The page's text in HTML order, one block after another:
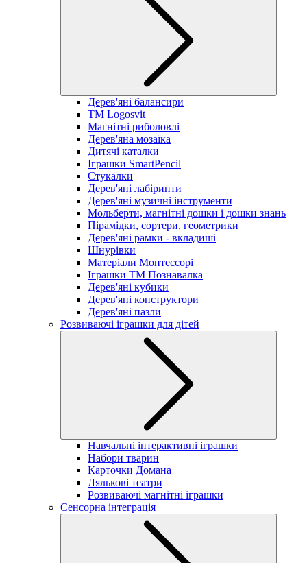
Дерев'яні балансири
TM Logosvit
Магнітні риболовлі
Дерев'яна мозаїка
Дитячі каталки
Іграшки SmartPencil
Стукалки
Дерев'яні лабіринти
Дерев'яні музичні інструменти
Мольберти, магнітні дошки і дошки знань
Пірамідки, сортери, геометрики
Дерев'яні рамки - вкладиші
Шнурівки
Матеріали Монтессорі
Іграшки ТМ Познавалка
Дерев'яні кубики
Дерев'яні конструктори
Дерев'яні пазли
Розвиваючі іграшки для дітей
Навчальні інтерактивні іграшки
Набори тварин
Карточки Домана
Лялькові театри
Розвиваючі магнітні іграшки
Сенсорна інтеграція